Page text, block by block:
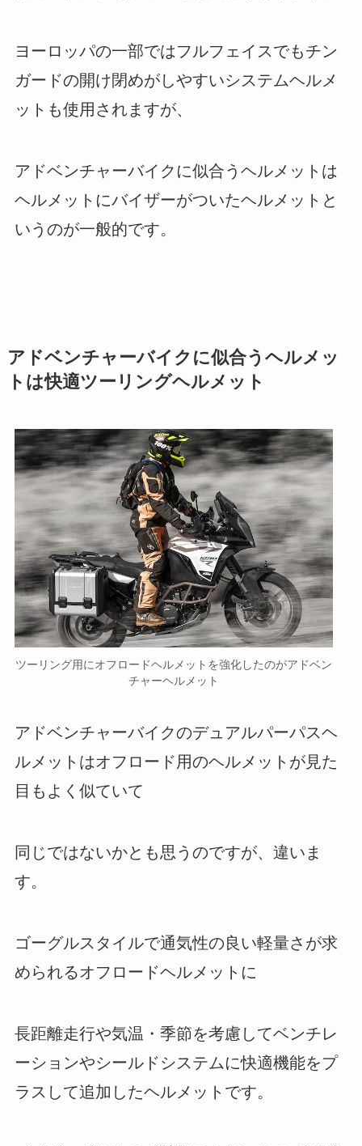
ヨーロッパの一部ではフルフェイスでもチン
ガードの開け閉めがしやすいシステムヘルメ
ットも使用されますが、
アドベンチャーバイクに似合うヘルメットは
ヘルメットにバイザーがついたヘルメットと
いうのが一般的です。
アドベンチャーバイクに似合うヘルメッ
トは快適ツーリングヘルメット
ツーリング用にオフロードヘルメットを強化したのがアドベン
チャーヘルメット
アドベンチャーバイクのデュアルパーパスヘ
ルメットはオフロード用のヘルメットが見た
目もよく似ていて
同じではないかとも思うのですが、違いま
す。
ゴーグルスタイルで通気性の良い軽量さが求
められるオフロードヘルメットに
長距離走行や気温・季節を考慮してベンチレ
ーションやシールドシステムに快適機能をプ
ラスして追加したヘルメットです。